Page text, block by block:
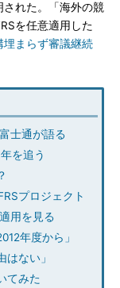
れた。「海外の競
を任意適用した
埋まらず審議継続
士通が語る
を追う
プロジェクト
用を見る
年度から」
ない」
てみた